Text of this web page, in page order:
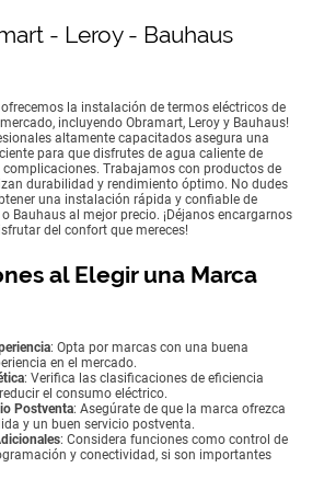
- Leroy - Bauhaus
ofrecemos la instalación de termos eléctricos de
incluyendo Obramart, Leroy y Bauhaus!
altamente capacitados asegura una
para que disfrutes de agua caliente de
Trabajamos con productos de
durabilidad y rendimiento óptimo. No dudes
una instalación rápida y confiable de
Bauhaus al mejor precio. ¡Déjanos encargarnos
del confort que mereces!
al Elegir una Marca
: Opta por marcas con una buena
en el mercado.
: Verifica las clasificaciones de eficiencia
el consumo eléctrico.
Postventa: Asegúrate de que la marca ofrezca
y un buen servicio postventa.
: Considera funciones como control de
y conectividad, si son importantes